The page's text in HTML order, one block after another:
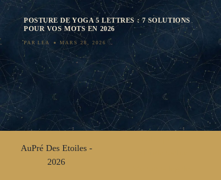
POSTURE DE YOGA 5 LETTRES : 7 SOLUTIONS
POUR VOS MOTS EN 2026
PAR LEA MARS 28, 2026
AuPré Des Etoiles -
2026